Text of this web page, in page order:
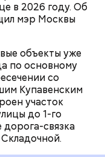
в 2026 году. Об
мэр Москвы
объекты уже
по основному
со
Купавенским
участок
до 1-го
дорога-связка
пути МЦД-3.
ребят с
проезда. Под
трамвайные
Проект
в августе